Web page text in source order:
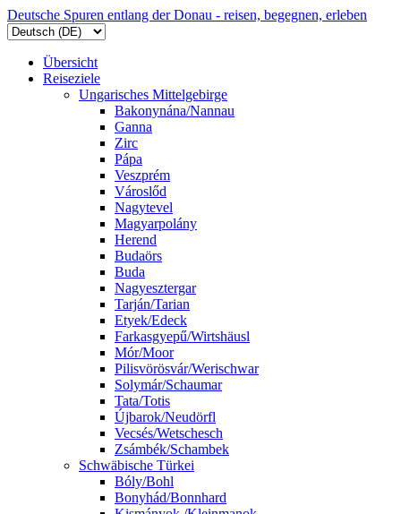
Deutsche Spuren entlang der Donau - reisen, begegnen, erleben
Übersicht
Reiseziele
Ungarisches Mittelgebirge
Bakonynána/Nannau
Ganna
Zirc
Pápa
Veszprém
Városlőd
Nagytevel
Magyarpolány
Herend
Budaörs
Buda
Nagyesztergar
Tarján/Tarian
Etyek/Edeck
Farkasgyepű/Wirtshäusl
Mór/Moor
Pilisvörösvár/Werischwar
Solymár/Schaumar
Tata/Totis
Újbarok/Neudörfl
Vecsés/Wetschesch
Zsámbék/Schambek
Schwäbische Türkei
Bóly/Bohl
Bonyhád/Bonnhard